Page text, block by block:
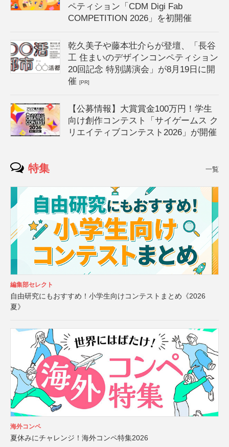
ペティション「CDM Digi Fab
COMPETITION 2026」を初開催
乾久美子や藤本壮介らが登壇、「長谷
工 住まいのデザインコンペティション
20回記念 特別講演会」が8月19日に開
催[PR]
【公募情報】大賞賞金100万円！学生
向け創作コンテスト「サイゲームス ク
リエイティブコンテスト2026」が開催
特集 一覧
編集部セレクト
自由研究にもおすすめ！小学生向けコンテストまとめ《2026
夏》
海外コンペ
夏休みにチャレンジ！海外コンペ特集2026